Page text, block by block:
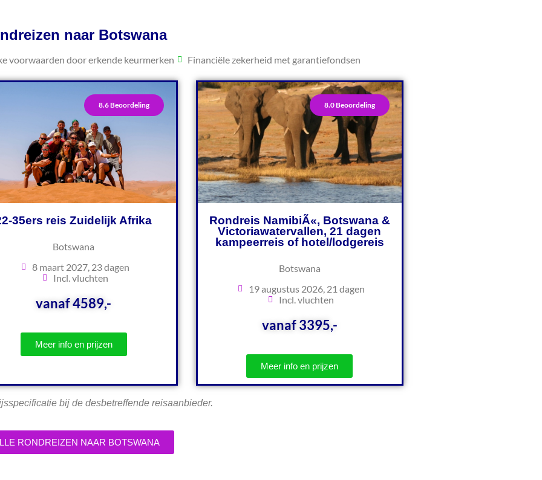
naar Botswana
voorwaarden door erkende keurmerken Financiële zekerheid met garantiefondsen
8.6 Beoordeling
35ers reis Zuidelijk Afrika
Botswana
8 maart 2027, 23 dagen
Incl. vluchten
vanaf 4589,-
Meer info en prijzen
8.0 Beoordeling
Rondreis NamibiÃ«, Botswana &
Victoriawatervallen, 21 dagen
kampeerreis of hotel/lodgereis
Botswana
19 augustus 2026, 21 dagen
Incl. vluchten
vanaf 3395,-
Meer info en prijzen
bij de desbetreffende reisaanbieder.
RONDREIZEN NAAR BOTSWANA